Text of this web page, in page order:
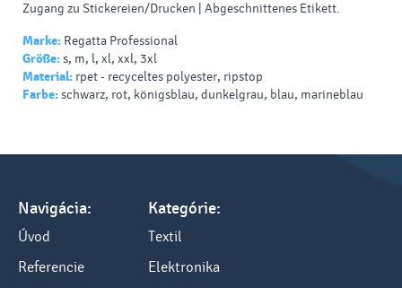
Zugang zu Stickereien/Drucken | Abgeschnittenes Etikett.
Marke: Regatta Professional
Größe:s, m, l, xl, xxl, 3xl
Material: rpet - recyceltes polyester, ripstop
Farbe:schwarz, rot, königsblau, dunkelgrau, blau, marineblau
Navigácia:
Úvod
Referencie
Kategórie:
Textil
Elektronika